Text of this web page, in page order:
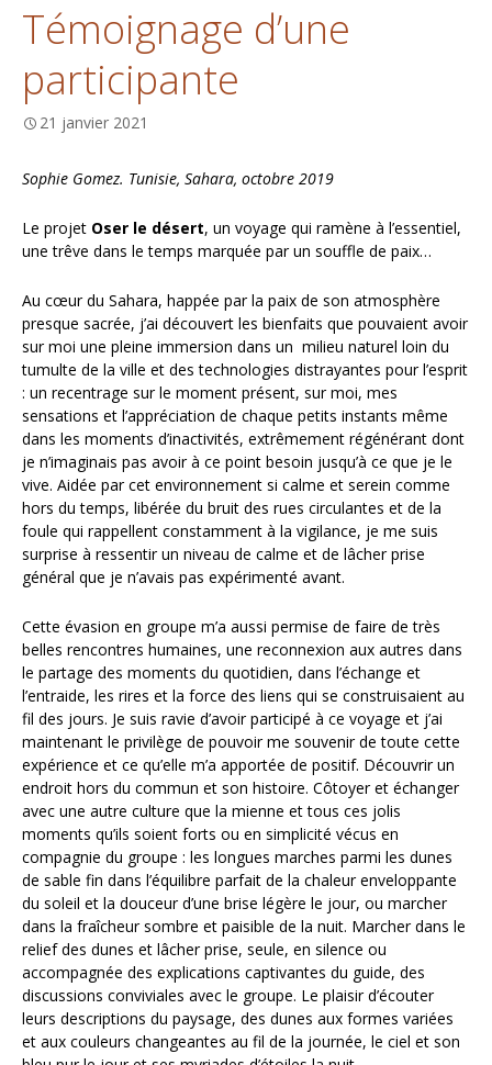
Témoignage d’une
participante
21 janvier 2021
Sophie Gomez. Tunisie, Sahara, octobre 2019
Le projet Oser le désert, un voyage qui ramène à l’essentiel,
une trêve dans le temps marquée par un souffle de paix…
Au cœur du Sahara, happée par la paix de son atmosphère
presque sacrée, j’ai découvert les bienfaits que pouvaient avoir
sur moi une pleine immersion dans un milieu naturel loin du
tumulte de la ville et des technologies distrayantes pour l’esprit
: un recentrage sur le moment présent, sur moi, mes
sensations et l’appréciation de chaque petits instants même
dans les moments d’inactivités, extrêmement régénérant dont
je n’imaginais pas avoir à ce point besoin jusqu’à ce que je le
vive. Aidée par cet environnement si calme et serein comme
hors du temps, libérée du bruit des rues circulantes et de la
foule qui rappellent constamment à la vigilance, je me suis
surprise à ressentir un niveau de calme et de lâcher prise
général que je n’avais pas expérimenté avant.
Cette évasion en groupe m’a aussi permise de faire de très
belles rencontres humaines, une reconnexion aux autres dans
le partage des moments du quotidien, dans l’échange et
l’entraide, les rires et la force des liens qui se construisaient au
fil des jours. Je suis ravie d’avoir participé à ce voyage et j’ai
maintenant le privilège de pouvoir me souvenir de toute cette
expérience et ce qu’elle m’a apportée de positif. Découvrir un
endroit hors du commun et son histoire. Côtoyer et échanger
avec une autre culture que la mienne et tous ces jolis
moments qu’ils soient forts ou en simplicité vécus en
compagnie du groupe : les longues marches parmi les dunes
de sable fin dans l’équilibre parfait de la chaleur enveloppante
du soleil et la douceur d’une brise légère le jour, ou marcher
dans la fraîcheur sombre et paisible de la nuit. Marcher dans le
relief des dunes et lâcher prise, seule, en silence ou
accompagnée des explications captivantes du guide, des
discussions conviviales avec le groupe. Le plaisir d’écouter
leurs descriptions du paysage, des dunes aux formes variées
et aux couleurs changeantes au fil de la journée, le ciel et son